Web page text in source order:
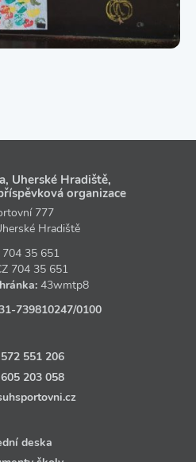
Uherské Hradiště,
organizace
777
Hradiště
704 35 651
704 35 651
43wmtp8
/0100
551 206
203 058
deska